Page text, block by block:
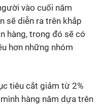
vào cuối năm
sẽ diễn ra trên khắp
hàng, trong đó sẽ có
hơn những nhóm
tiêu cắt giảm từ 2%
hàng năm dựa trên